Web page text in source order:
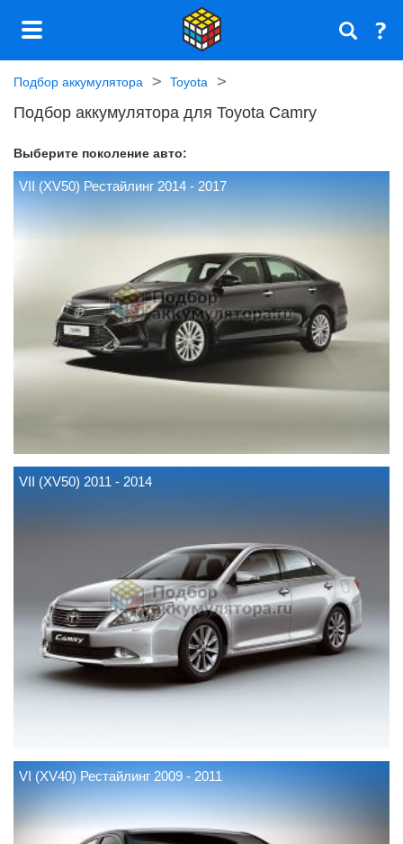
Подбор аккумулятора Toyota
Подбор аккумулятора для Toyota Camry
Выберите поколение авто:
VII (XV50) Рестайлинг 2014 - 2017
VII (XV50) 2011 - 2014
VI (XV40) Рестайлинг 2009 - 2011